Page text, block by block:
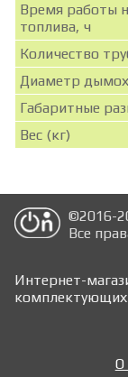
Время работы
топлива, ч
Количество
Диаметр
Габаритные
Вес (кг)
климатического
©2016-
Все
Интернет-
комплектующих
О